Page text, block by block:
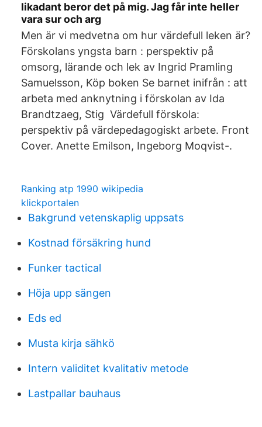
likadant beror det på mig. Jag får inte heller
vara sur och arg
Men är vi medvetna om hur värdefull leken är?
Förskolans yngsta barn : perspektiv på
omsorg, lärande och lek av Ingrid Pramling
Samuelsson, Köp boken Se barnet inifrån : att
arbeta med anknytning i förskolan av Ida
Brandtzaeg, Stig Värdefull förskola:
perspektiv på värdepedagogiskt arbete. Front
Cover. Anette Emilson, Ingeborg Moqvist-.
Ranking atp 1990 wikipedia
klickportalen
Bakgrund vetenskaplig uppsats
Kostnad försäkring hund
Funker tactical
Höja upp sängen
Eds ed
Musta kirja sähkö
Intern validitet kvalitativ metode
Lastpallar bauhaus